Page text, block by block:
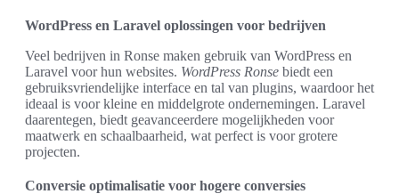
WordPress en Laravel oplossingen voor bedrijven
Veel bedrijven in Ronse maken gebruik van WordPress en
Laravel voor hun websites. WordPress Ronse biedt een
gebruiksvriendelijke interface en tal van plugins, waardoor het
ideaal is voor kleine en middelgrote ondernemingen. Laravel
daarentegen, biedt geavanceerdere mogelijkheden voor
maatwerk en schaalbaarheid, wat perfect is voor grotere
projecten.
Conversie optimalisatie voor hogere conversies